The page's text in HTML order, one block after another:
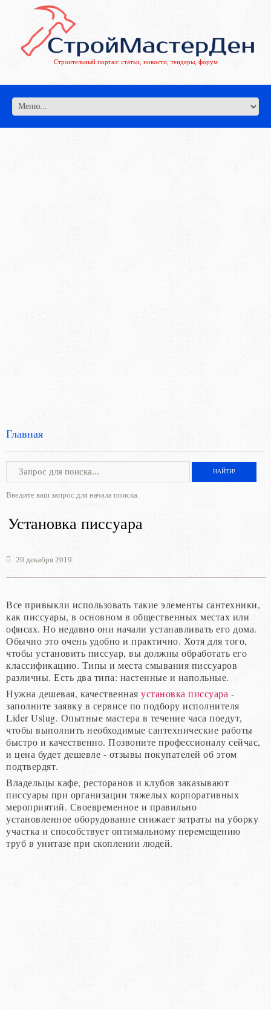
Строительный портал: статьи, новости, тендеры, форум
Главная
Введите ваш запрос для начала поиска.
Установка писсуара
20 декабря 2019
Все привыкли использовать такие элементы сантехники,
как писсуары, в основном в общественных местах или
офисах. Но недавно они начали устанавливать его дома.
Обычно это очень удобно и практично. Хотя для того,
чтобы установить писсуар, вы должны обработать его
классификацию. Типы и места смывания писсуаров
различны. Есть два типа: настенные и напольные.
Нужна дешевая, качественная установка писсуара -
заполните заявку в сервисе по подбору исполнителя
Lider Uslug. Опытные мастера в течение часа поедут,
чтобы выполнить необходимые сантехнические работы
быстро и качественно. Позвоните профессионалу сейчас,
и цена будет дешевле - отзывы покупателей об этом
подтвердят.
Владельцы кафе, ресторанов и клубов заказывают
писсуары при организации тяжелых корпоративных
мероприятий. Своевременное и правильно
установленное оборудование снижает затраты на уборку
участка и способствует оптимальному перемещению
труб в унитазе при скоплении людей.